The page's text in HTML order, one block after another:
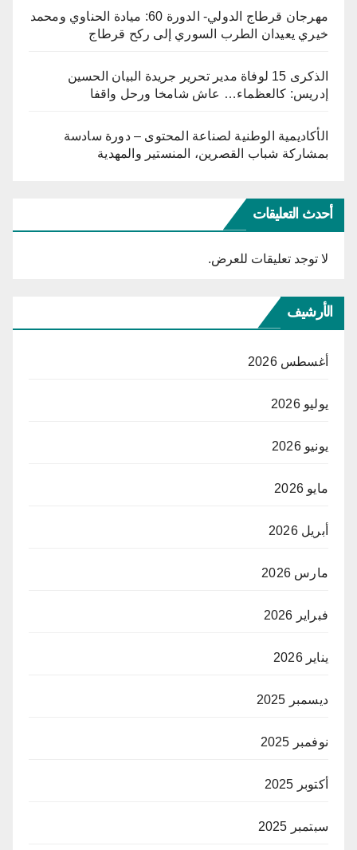
مهرجان قرطاج الدولي- الدورة 60: ميادة الحناوي ومحمد
خيري يعيدان الطرب السوري إلى ركح قرطاج
الذكرى 15 لوفاة مدير تحرير جريدة البيان الحسين
إدريس: كالعظماء… عاش شامخا ورحل واقفا
الأكاديمية الوطنية لصناعة المحتوى – دورة سادسة
بمشاركة شباب القصرين، المنستير والمهدية
أحدث التعليقات
لا توجد تعليقات للعرض.
الأرشيف
أغسطس 2026
يوليو 2026
يونيو 2026
مايو 2026
أبريل 2026
مارس 2026
فبراير 2026
يناير 2026
ديسمبر 2025
نوفمبر 2025
أكتوبر 2025
سبتمبر 2025